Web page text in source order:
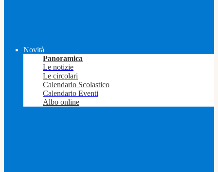
Novità
Panoramica
Le notizie
Le circolari
Calendario Scolastico
Calendario Eventi
Albo online